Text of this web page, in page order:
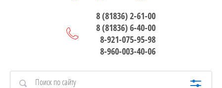
8 (81836) 2-61-00
8 (81836) 6-40-00
8-921-075-95-98
8-960-003-40-06